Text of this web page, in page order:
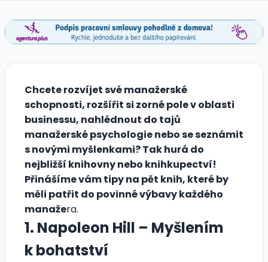
Chcete rozvíjet své manažerské
schopnosti, rozšířit si zorné pole v oblasti
businessu, nahlédnout do tajů
manažerské psychologie nebo se seznámit
s novými myšlenkami? Tak hurá do
nejbližší knihovny nebo knihkupectví!
Přinášíme vám tipy na pět knih, které by
měli patřit do povinné výbavy každého
manažera.
1. Napoleon Hill – Myšlením
k bohatství